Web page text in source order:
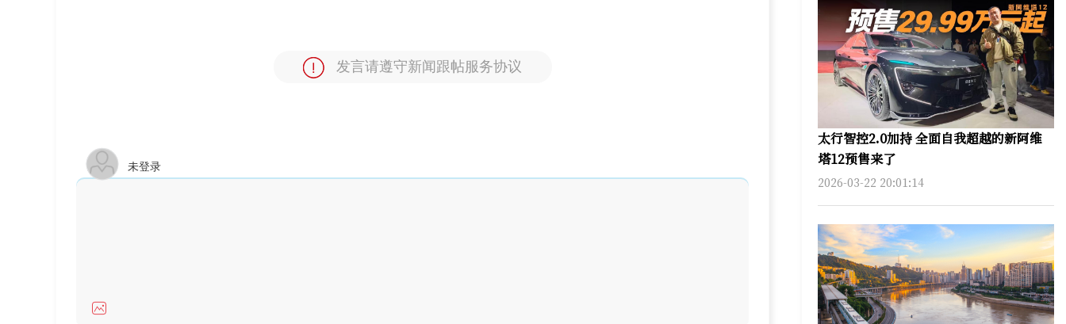
发言请遵守新闻跟帖服务协议
未登录
太行智控2.0加持 全面自我超越的新阿维
塔12预售来了
2026-03-22 20:01:14